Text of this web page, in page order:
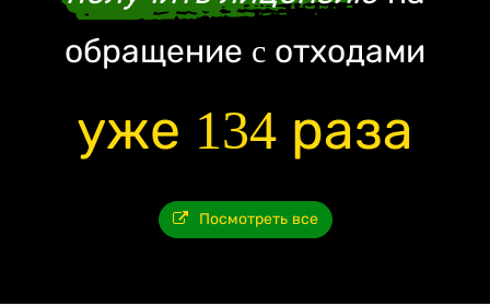
обращение c отходами
уже 134 раза
Посмотреть все